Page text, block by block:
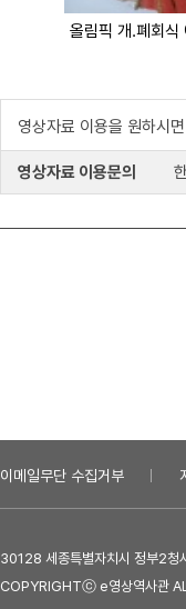
올림픽 개.폐회식
영상자료 이용을 원하시
영상자료 이용문의
이메일무단 수집거부
30128 세종특별자치시 정부2
COPYRIGHTⓒ e영상역사관